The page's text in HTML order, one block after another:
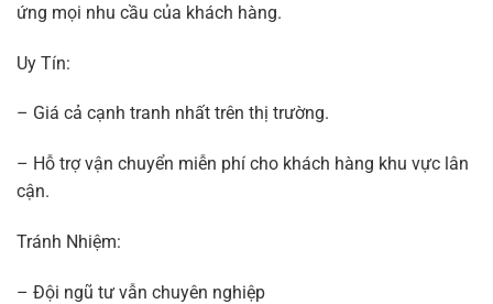
ứng mọi nhu cầu của khách hàng.
Uy Tín:
– Giá cả cạnh tranh nhất trên thị trường.
– Hỗ trợ vận chuyển miễn phí cho khách hàng khu vực lân
cận.
Tránh Nhiệm:
– Đội ngũ tư vẫn chuyên nghiệp